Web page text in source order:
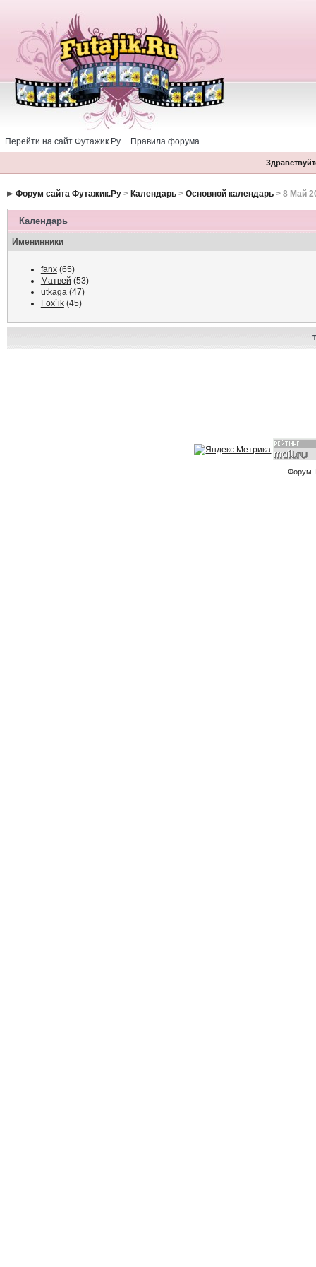
Перейти на сайт Футажик.Ру Правила форума
Форум сайта Футажик.Ру> Календарь> Основной календарь> 8 Май
Календарь
Именинники
fanx(65)
Матвей (53)
utkaga(47)
Fox`ik(45)
Форум